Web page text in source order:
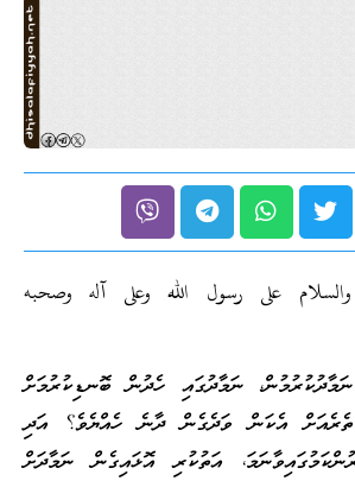
على رسول الله وعلى آله وصحبه
ނަމާދުގައި ހެދުން ބޮނޑިކުރުމަށް
އެކަން ވަދެގެން ދާނެ ހެއްޔެވެ؟ އަދި
އަތުކުރި އޮޅައިގެން ނަމާދަށް